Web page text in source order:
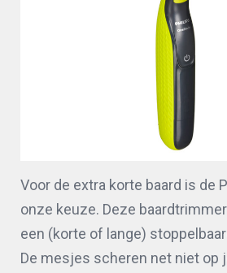
Voor de extra korte baard is de
onze keuze. Deze
een (korte of lange)
De mesjes scheren net niet op